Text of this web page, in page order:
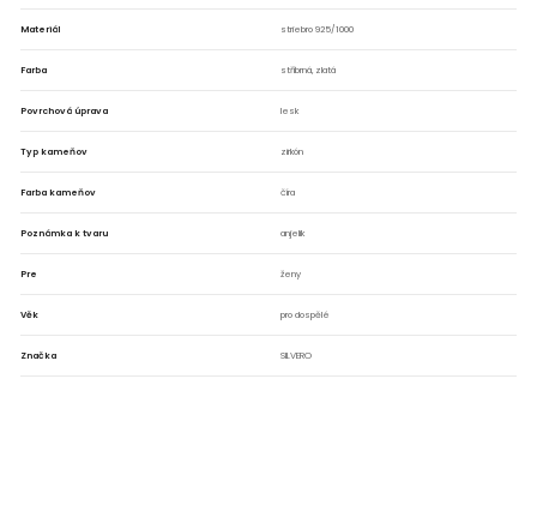
Materiál striebro 925/1000
Farba stříbrná, zlatá
Povrchová úprava lesk
Typ kameňov zirkón
Farba kameňov číra
Poznámka k tvaru anjelik
Pre ženy
Věk pro dospělé
Značka SILVERO